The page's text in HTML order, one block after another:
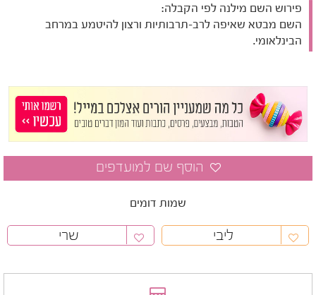
פירוש השם מילנה לפי הקבלה:
השם מבטא שאיפה לרב-תרבותיות ורצון להיטמע במרחב
הבינלאומי.
שמות דומים
ליבי שרי